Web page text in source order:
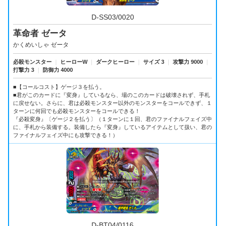
D-SS03/0020
革命者 ゼータ
かくめいしゃ ゼータ
必殺モンスター ｜ ヒーローW ｜ ダークヒーロー ｜ サイズ 3 ｜ 攻撃力 9000
｜
打撃力 3
｜ 防御力 4000
■【コールコスト】ゲージ３を払う。
■君がこのカードに『変身』しているなら、場のこのカードは破壊されず、手札
に戻せない。さらに、君は必殺モンスター以外のモンスターをコールできず、１
ターンに何回でも必殺モンスターをコールできる！
『必殺変身』〔ゲージ２を払う〕（１ターンに１回、君のファイナルフェイズ中
に、手札から装備する。装備したら『変身』しているアイテムとして扱い、君の
ファイナルフェイズ中にも攻撃できる！）